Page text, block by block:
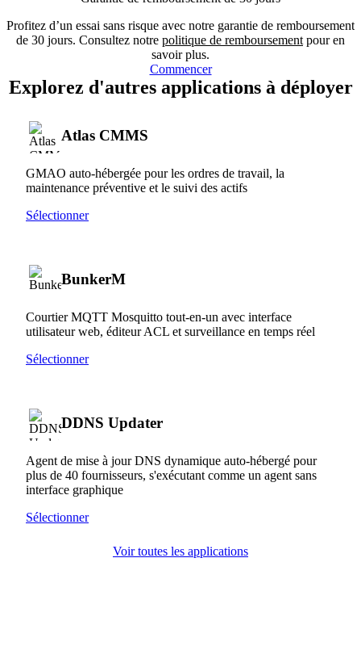
Profitez d’un essai sans risque avec notre garantie de remboursement
de 30 jours. Consultez notre politique de remboursement pour en
savoir plus.
Commencer
Explorez d'autres applications à déployer
Atlas CMMS
GMAO auto-hébergée pour les ordres de travail, la
maintenance préventive et le suivi des actifs
Sélectionner
BunkerM
Courtier MQTT Mosquitto tout-en-un avec interface
utilisateur web, éditeur ACL et surveillance en temps réel
Sélectionner
DDNS Updater
Agent de mise à jour DNS dynamique auto-hébergé pour
plus de 40 fournisseurs, s'exécutant comme un agent sans
interface graphique
Sélectionner
Voir toutes les applications